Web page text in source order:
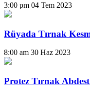
3:00 pm 04 Tem 2023
Rüyada Tırnak
8:00 am 30 Haz 2023
Protez Tırnak